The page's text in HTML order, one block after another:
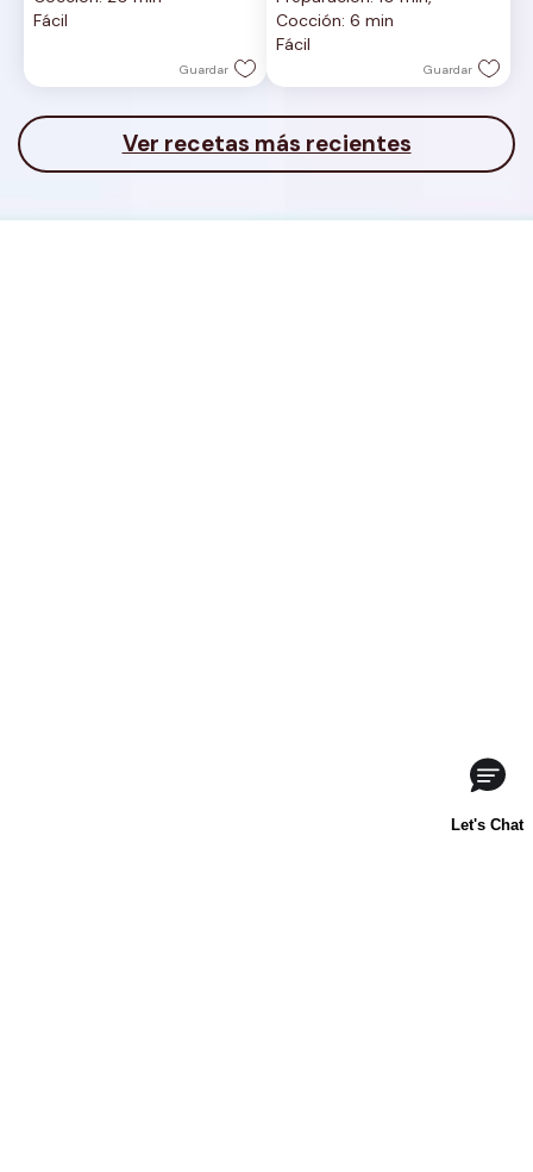
estrellas.
Fácil
Guardar
5
estrellas.
Cocción: 6 min
Fácil
Guardar
Ver recetas más recientes